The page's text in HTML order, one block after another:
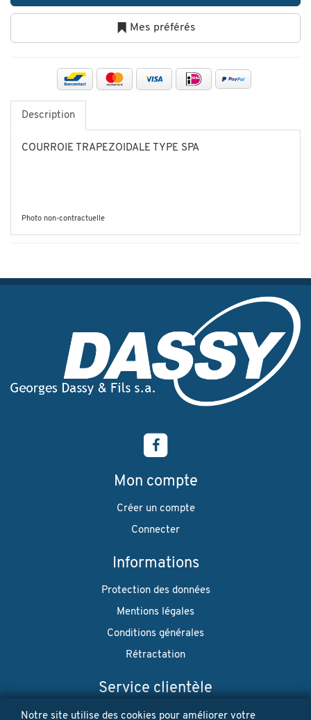
Mes préférés
Description
COURROIE TRAPEZOIDALE TYPE SPA
Photo non-contractuelle
Mon compte
Créer un compte
Connecter
Informations
Protection des données
Mentions légales
Conditions générales
Rétractation
Service clientèle
Envoi
Notre site utilise des cookies pour améliorer votre